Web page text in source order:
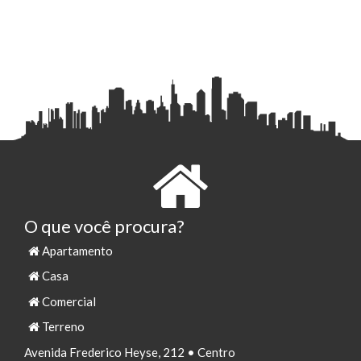
O que você procura?
Apartamento
Casa
Comercial
Terreno
Avenida Frederico Heyse, 212 • Centro